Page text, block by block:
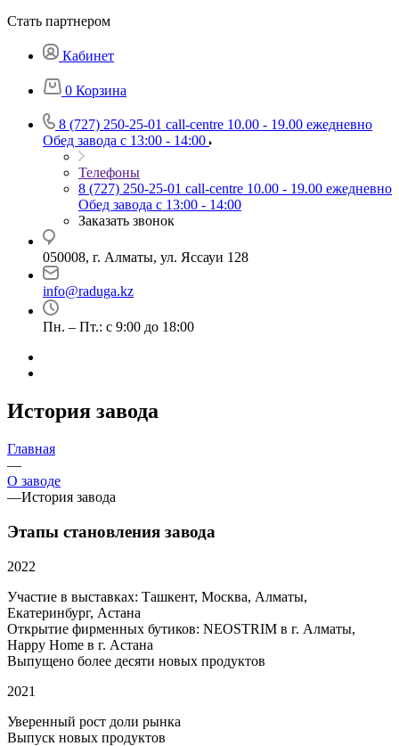
Стать партнером
Кабинет
0 Корзина
8 (727) 250-25-01 call-centre 10.00 - 19.00 ежедневно
Обед завода с 13:00 - 14:00
Телефоны
8 (727) 250-25-01 call-centre 10.00 - 19.00 ежедневно
Обед завода с 13:00 - 14:00
Заказать звонок
050008, г. Алматы, ул. Яссауи 128
info@raduga.kz
Пн. – Пт.: с 9:00 до 18:00
История завода
Главная
—
О заводе
—История завода
Этапы становления завода
2022
Участие в выставках: Ташкент, Москва, Алматы,
Екатеринбург, Астана
Открытие фирменных бутиков: NEOSTRIM в г. Алматы,
Happy Home в г. Астана
Выпущено более десяти новых продуктов
2021
Уверенный рост доли рынка
Выпуск новых продуктов